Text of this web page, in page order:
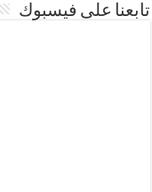
تابعنا على فيسبوك